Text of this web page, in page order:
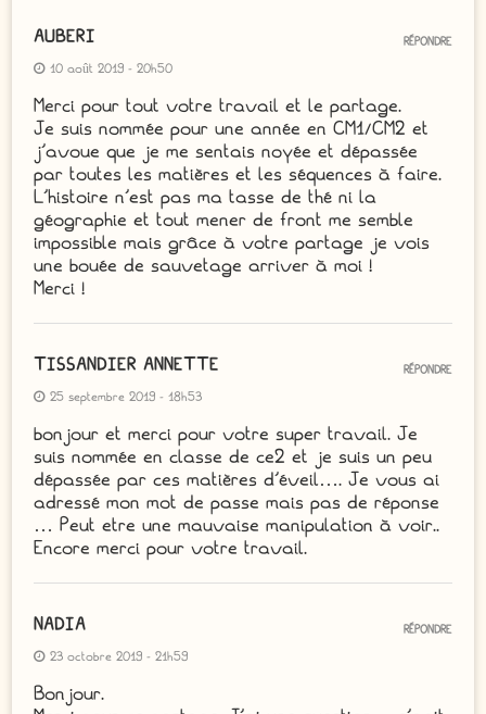
AUBERI
10 août 2019 - 20h50
Merci pour tout votre travail et le partage.
Je suis nommée pour une année en CM1/CM2 et
j’avoue que je me sentais noyée et dépassée
par toutes les matières et les séquences à faire.
L’histoire n’est pas ma tasse de thé ni la
géographie et tout mener de front me semble
impossible mais grâce à votre partage je vois
une bouée de sauvetage arriver à moi !
Merci !
RÉPONDRE
TISSANDIER ANNETTE
25 septembre 2019 - 18h53
bonjour et merci pour votre super travail. Je
suis nommée en classe de ce2 et je suis un peu
dépassée par ces matières d’éveil…. Je vous ai
adressé mon mot de passe mais pas de réponse
… Peut etre une mauvaise manipulation à voir..
Encore merci pour votre travail.
RÉPONDRE
NADIA
23 octobre 2019 - 21h59
Bonjour.
RÉPONDRE